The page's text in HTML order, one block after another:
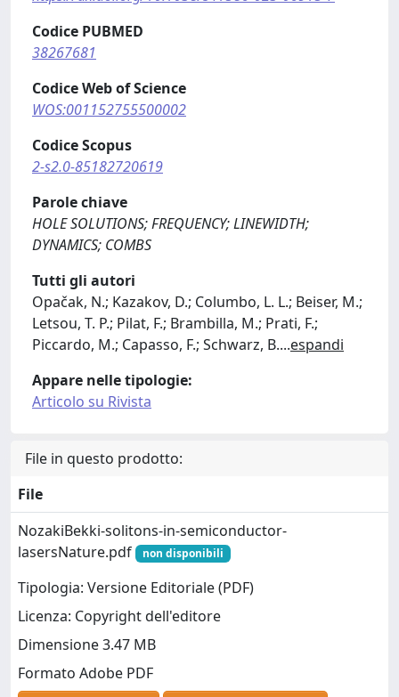
Codice PUBMED
38267681
Codice Web of Science
WOS:001152755500002
Codice Scopus
2-s2.0-85182720619
Parole chiave
HOLE SOLUTIONS; FREQUENCY; LINEWIDTH;
DYNAMICS; COMBS
Tutti gli autori
Opačak, N.; Kazakov, D.; Columbo, L. L.; Beiser, M.;
Letsou, T. P.; Pilat, F.; Brambilla, M.; Prati, F.;
Piccardo, M.; Capasso, F.; Schwarz, B....espandi
Appare nelle tipologie:
Articolo su Rivista
File in questo prodotto:
File
NozakiBekki-solitons-in-semiconductor-
lasersNature.pdf
non disponibili
Tipologia: Versione Editoriale (PDF)
Licenza: Copyright dell'editore
Dimensione 3.47 MB
Formato Adobe PDF